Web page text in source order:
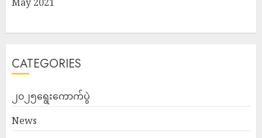
CATEGORIES
၂၀၂၅ရွေးကောက်ပွဲ
News